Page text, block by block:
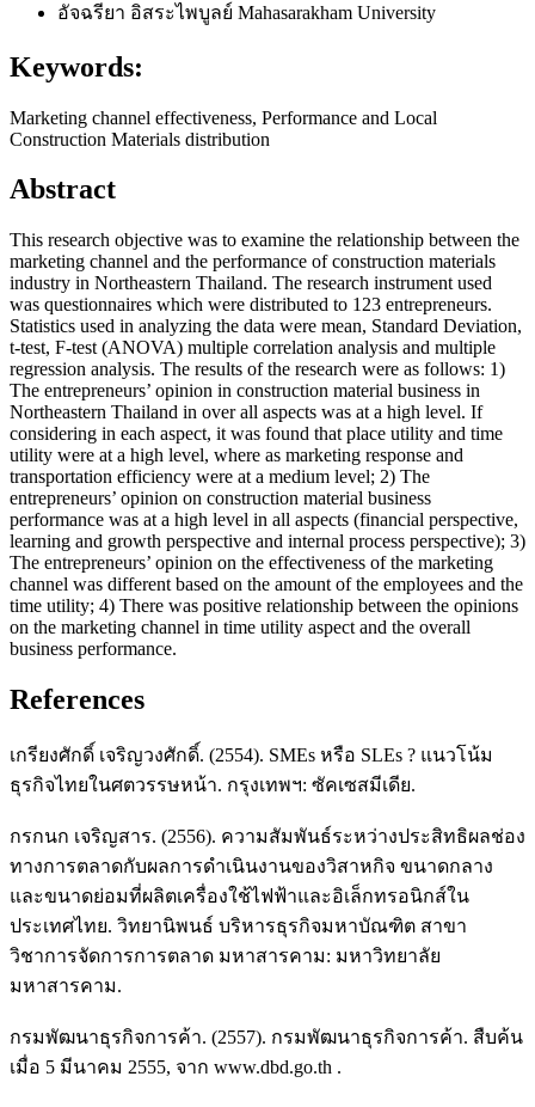
อัจฉรียา อิสระไพบูลย์ Mahasarakham University
Keywords:
Marketing channel effectiveness, Performance and Local
Construction Materials distribution
Abstract
This research objective was to examine the relationship between the
marketing channel and the performance of construction materials
industry in Northeastern Thailand. The research instrument used
was questionnaires which were distributed to 123 entrepreneurs.
Statistics used in analyzing the data were mean, Standard Deviation,
t-test, F-test (ANOVA) multiple correlation analysis and multiple
regression analysis. The results of the research were as follows: 1)
The entrepreneurs’ opinion in construction material business in
Northeastern Thailand in over all aspects was at a high level. If
considering in each aspect, it was found that place utility and time
utility were at a high level, where as marketing response and
transportation efficiency were at a medium level; 2) The
entrepreneurs’ opinion on construction material business
performance was at a high level in all aspects (financial perspective,
learning and growth perspective and internal process perspective); 3)
The entrepreneurs’ opinion on the effectiveness of the marketing
channel was different based on the amount of the employees and the
time utility; 4) There was positive relationship between the opinions
on the marketing channel in time utility aspect and the overall
business performance.
References
เกรียงศักดิ์ เจริญวงศักดิ์. (2554). SMEs หรือ SLEs ? แนวโน้ม
ธุรกิจไทยในศตวรรษหน้า. กรุงเทพฯ: ซัคเซสมีเดีย.
กรกนก เจริญสาร. (2556). ความสัมพันธ์ระหว่างประสิทธิผลช่อง
ทางการตลาดกับผลการดำเนินงานของวิสาหกิจ ขนาดกลาง
และขนาดย่อมที่ผลิตเครื่องใช้ไฟฟ้าและอิเล็กทรอนิกส์ใน
ประเทศไทย. วิทยานิพนธ์ บริหารธุรกิจมหาบัณฑิต สาขา
วิชาการจัดการการตลาด มหาสารคาม: มหาวิทยาลัย
มหาสารคาม.
กรมพัฒนาธุรกิจการค้า. (2557). กรมพัฒนาธุรกิจการค้า. สืบค้น
เมื่อ 5 มีนาคม 2555, จาก www.dbd.go.th .